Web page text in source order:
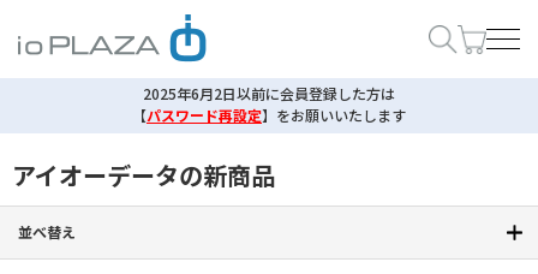
2025年6月2日以前に会員登録した方は
【パスワード再設定】 をお願いいたします
アイオーデータの新商品
並べ替え